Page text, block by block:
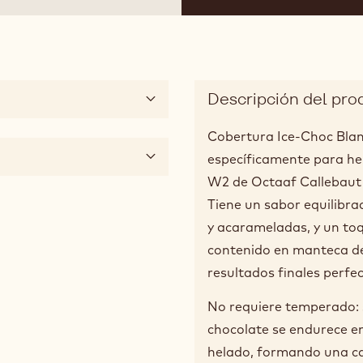
Descripción del
Cobertura Ice-Choc
específicamente para
W2 de Octaaf
Tiene un sabor
y acarameladas, y un
contenido en manteca
resultados finales
No requiere temperado:
chocolate se endurece
helado, formando una